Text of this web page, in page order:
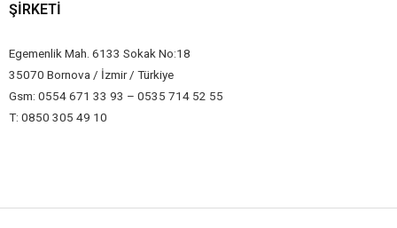
ŞIRKETI
Egemenlik Mah. 6133 Sokak No:18
35070 Bornova / İzmir / Türkiye
Gsm: 0554 671 33 93 – 0535 714 52 55
T: 0850 305 49 10